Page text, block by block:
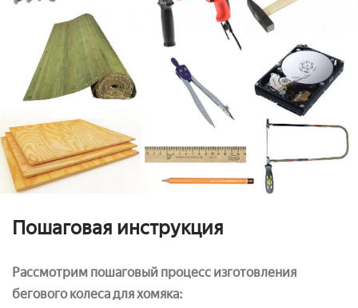
Пошаговая инструкция
Рассмотрим пошаговый процесс изготовления
бегового колеса для хомяка: